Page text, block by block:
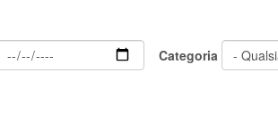
Categoria